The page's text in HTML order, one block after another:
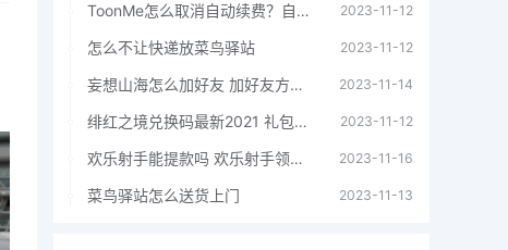
ToonMe怎么取消自动续费？自动续费关闭方法 2023-11-12
怎么不让快递放菜鸟驿站 2023-11-12
妄想山海怎么加好友 加好友方法大全 2023-11-14
绯红之境兑换码最新2021 礼包兑换码大全 2023-11-12
欢乐射手能提款吗 欢乐射手领红包是真的吗 2023-11-16
菜鸟驿站怎么送货上门 2023-11-13